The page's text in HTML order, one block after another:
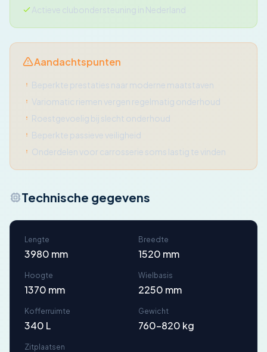
Actieve clubondersteuning in Nederland
Aandachtspunten
Beperkte prestaties naar moderne maatstaven
Variomatic riemen vergen regelmatig onderhoud
Roestgevoelig bij slecht onderhoud
Beperkte passieve veiligheid
Onderdelen voor carrosserie soms lastig te vinden
Technische gegevens
Lengte
3980 mm
Breedte
1520 mm
Hoogte
1370 mm
Wielbasis
2250 mm
Kofferruimte
340 L
Gewicht
760-820 kg
Zitplaatsen